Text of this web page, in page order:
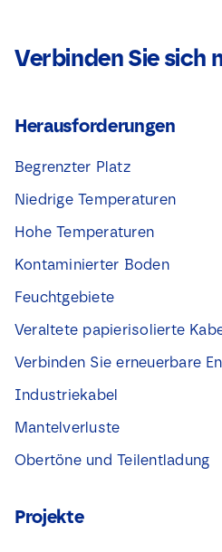
Verbinden Sie sich
Herausforderungen
Begrenzter Platz
Niedrige Temperaturen
Hohe Temperaturen
Kontaminierter Boden
Feuchtgebiete
Veraltete papierisolierte
Verbinden Sie erneuerbare
Industriekabel
Mantelverluste
Obertöne und Teilentladung
Projekte